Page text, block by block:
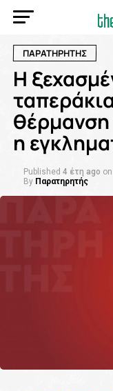
ΠΑΡΑΤΗΡΗΤΉΣ
H
θέρμανση
η
Published 4 έτη ago on
By Παρατηρητής